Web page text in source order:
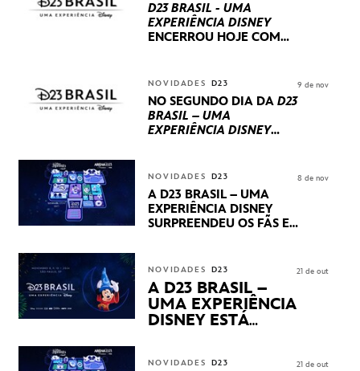
D23 BRASIL - UMA
EXPERIÊNCIA DISNEY
ENCERROU HOJE COM
INTERNACIONAIS E
PRODUÇÕES BRASILEIRAS
NOVIDADES D23
NO SEGUNDO DIA DA D23
BRASIL – UMA
EXPERIÊNCIA DISNEY
STUDIOS REVELARAM
PRÉVIAS E NOVIDADES
DOS SEUS PRÓXIMOS
LANÇAMENTOS
9 de nov
NOVIDADES D23
A D23 BRASIL – UMA
EXPERIÊNCIA DISNEY
SURPREENDEU OS FÃS EM
APRESENTAÇÕES E
PRODUTOS EXCLUSIVOS
NO TRANSAMÉRICA EXPO
CENTER EM SÃO PAULO
8 de nov
NOVIDADES D23
A D23 BRASIL –
UMA EXPERIÊNCIA
DISNEY ESTÁ
21 de out
NOVIDADES D23 21 de out